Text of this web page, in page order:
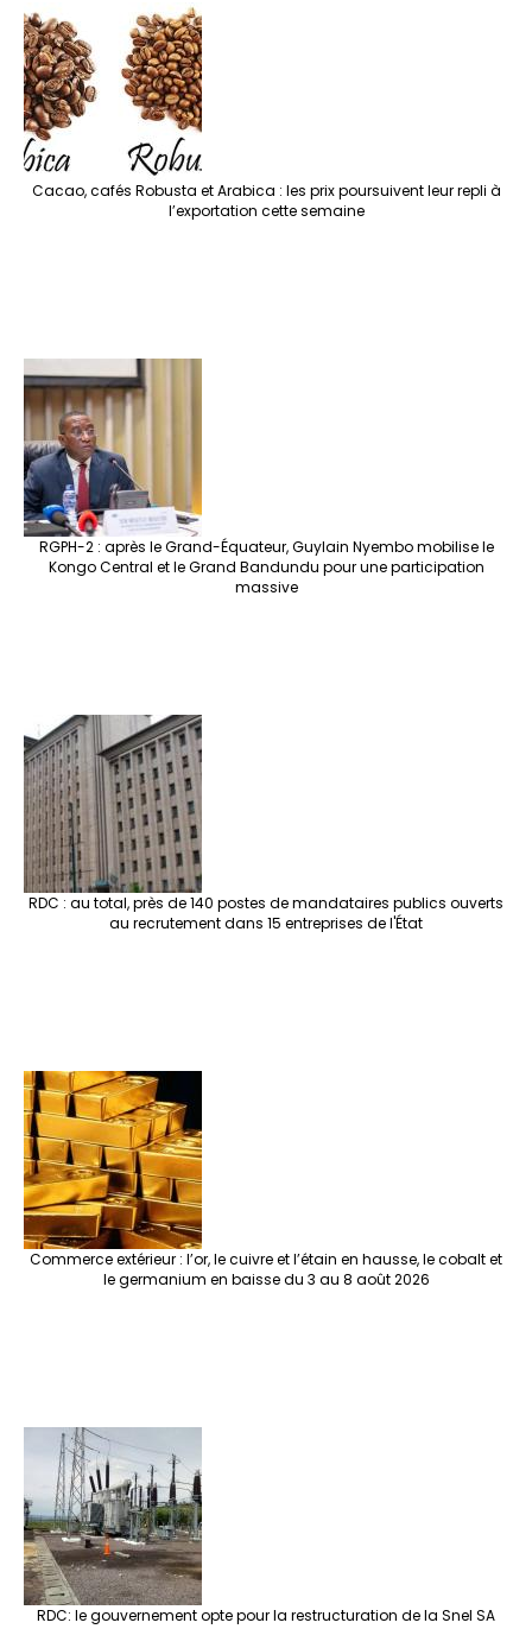
Cacao, cafés Robusta et Arabica : les prix poursuivent leur repli à
l’exportation cette semaine
RGPH-2 : après le Grand-Équateur, Guylain Nyembo mobilise le
Kongo Central et le Grand Bandundu pour une participation
massive
RDC : au total, près de 140 postes de mandataires publics ouverts
au recrutement dans 15 entreprises de l'État
Commerce extérieur : l’or, le cuivre et l’étain en hausse, le cobalt et
le germanium en baisse du 3 au 8 août 2026
RDC: le gouvernement opte pour la restructuration de la Snel SA